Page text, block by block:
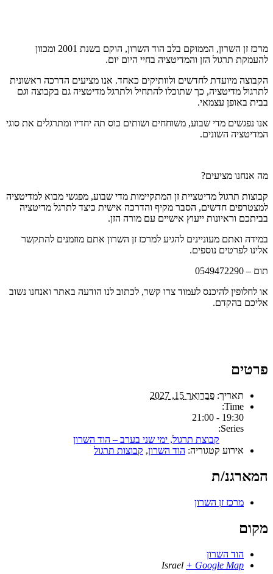
מרכז זן השרון, הממוקם בלב הוד השרון, הוקם בשנת 2001 ומכוון
להעמקת תרגול הזן והמדיטציה בחיי היום יום.
הקבוצה מיועדת לחדשים ולוותיקים כאחד. אנו מציעים הדרכה ראשונית
לתרגול מדיטציה, כך שתוכלו להתחיל ולתרגל מדיטציה גם בקבוצה וגם
בבית באופן עצמאי.
אנו נפגשים מדי שבוע, משוחחים ושותים כוס תה יחדיו ומתרגלים את סוגי
המדיטציה השונים.
מה אנחנו מציעים?
בביתכם וראיונות ייעוץ אישיים עם מורה הזן.
אלינו לפרטים נוספים.
תום – 0549472290
אליכם בהקדם.
פרטים
תאריך: פברואר 15, 2027
Time:
19:30 - 21:00
Series:
קבוצת תרגול, ימי שני בערב – הוד השרון
אירוע קטגוריה: הוד השרון, קבוצות תרגול
המארגנ/ת
מרכז זן השרון
מקום
הוד השרון
Israel + Google Map